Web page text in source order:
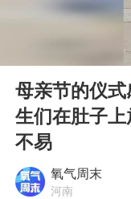
Play
母亲节的仪
生们在肚子
不易
氧气周末
河南